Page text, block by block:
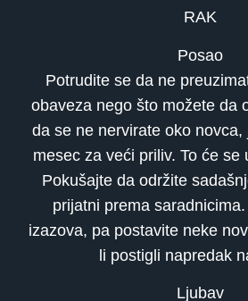
RAK
Posao
Potrudite se da ne
obaveza nego što možete da
da se ne nervirate oko novca,
mesec za veći priliv. To će se
Pokušajte da održite
prijatni prema
izazova, pa postavite neke
li postigli napredak
Ljubav